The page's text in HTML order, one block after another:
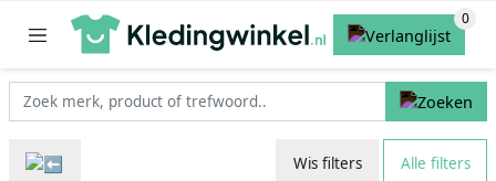
Wis filters Alle filters